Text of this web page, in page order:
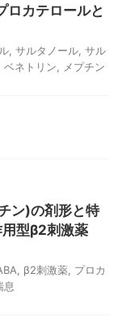
ロカテロールと
サルタノール サル
ベネトリン メプチン
ン)の剤形と特
型β2刺激薬
β2刺激薬 プロカ
息